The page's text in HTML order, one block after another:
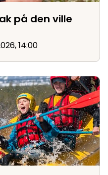
på den ville
14:00